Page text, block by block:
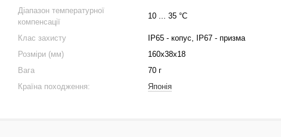
Діапазон температурної
компенсації
10 ... 35 °C
Клас захисту
IP65 - копус, IP67 - призма
Розміри (мм)
160x38x18
Вага
70 г
Країна походження:
Японія